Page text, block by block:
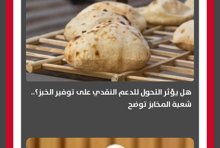
هل يؤثر التحول للدعم النقدي على توفير الخبز؟..
شعبة المخابز توضح